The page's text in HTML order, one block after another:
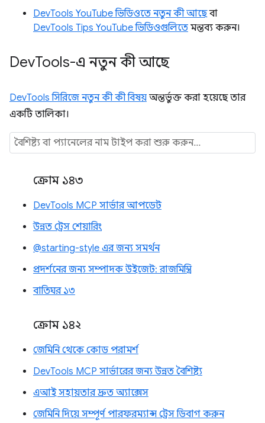
DevTools YouTube ভিডিওতে নতুন কী আছেবা
DevTools Tips YouTube ভিডিওগুলিতে মন্তব্য করুন।
DevTools-এ নতুন কী আছে
DevTools সিরিজে নতুন কী কী বিষয় অন্তর্ভুক্ত করা হয়েছে তার
একটি তালিকা।
ক্রোম ১৪৩
DevTools MCP সার্ভার আপডেট
উন্নত ট্রেস শেয়ারিং
@starting-style এর জন্য সমর্থন
প্রদর্শনের জন্য সম্পাদক উইজেট: রাজমিস্ত্রি
বাতিঘর ১৩
ক্রোম ১৪২
জেমিনি থেকে কোড পরামর্শ
DevTools MCP সার্ভারের জন্য উন্নত বৈশিষ্ট্য
এআই সহায়তার দ্রুত অ্যাক্সেস
জেমিনি দিয়ে সম্পূর্ণ পারফরম্যান্স ট্রেস ডিবাগ করুন